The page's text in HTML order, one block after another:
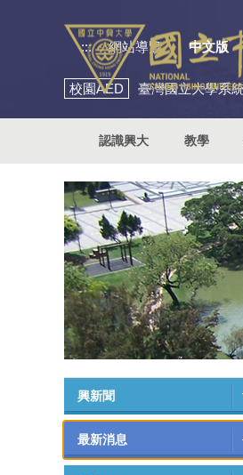
::: 網站導覽 中文版
校園AED 臺灣國立大學系
認識興大 教學
興新聞
最新消息